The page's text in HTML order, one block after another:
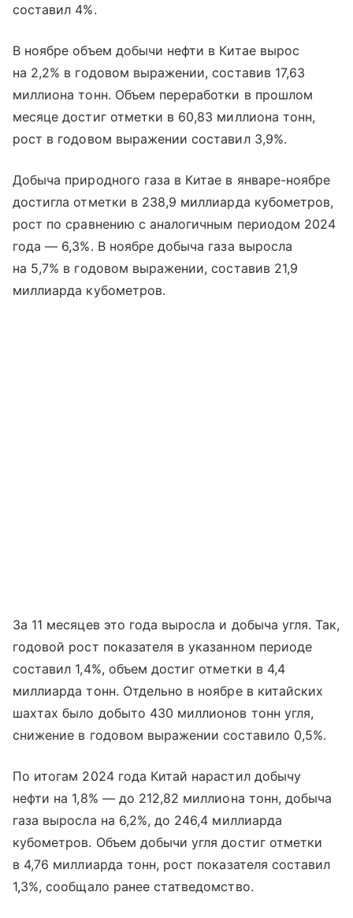
составил 4%.
В ноябре объем добычи нефти в Китае вырос
на 2,2% в годовом выражении, составив 17,63
миллиона тонн. Объем переработки в прошлом
месяце достиг отметки в 60,83 миллиона тонн,
рост в годовом выражении составил 3,9%.
Добыча природного газа в Китае в январе-ноябре
достигла отметки в 238,9 миллиарда кубометров,
рост по сравнению с аналогичным периодом 2024
года — 6,3%. В ноябре добыча газа выросла
на 5,7% в годовом выражении, составив 21,9
миллиарда кубометров.
За 11 месяцев это года выросла и добыча угля. Так,
годовой рост показателя в указанном периоде
составил 1,4%, объем достиг отметки в 4,4
миллиарда тонн. Отдельно в ноябре в китайских
шахтах было добыто 430 миллионов тонн угля,
снижение в годовом выражении составило 0,5%.
По итогам 2024 года Китай нарастил добычу
нефти на 1,8% — до 212,82 миллиона тонн, добыча
газа выросла на 6,2%, до 246,4 миллиарда
кубометров. Объем добычи угля достиг отметки
в 4,76 миллиарда тонн, рост показателя составил
1,3%, сообщало ранее статведомство.